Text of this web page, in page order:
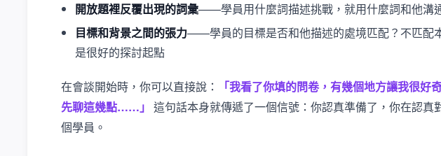
開放題裡反覆出現的詞彙——學員用什麼詞描述挑戰，就用什麼詞和他溝
目標和背景之間的張力——學員的目標是否和他描述的處境匹配？不匹配
是很好的探討起點
在會談開始時，你可以直接說：
「我看了你填的問卷，有幾個地方讓我很好
先聊這幾點……」 這句話本身就傳遞了一個信號：你認真準備了，你在認真
個學員。